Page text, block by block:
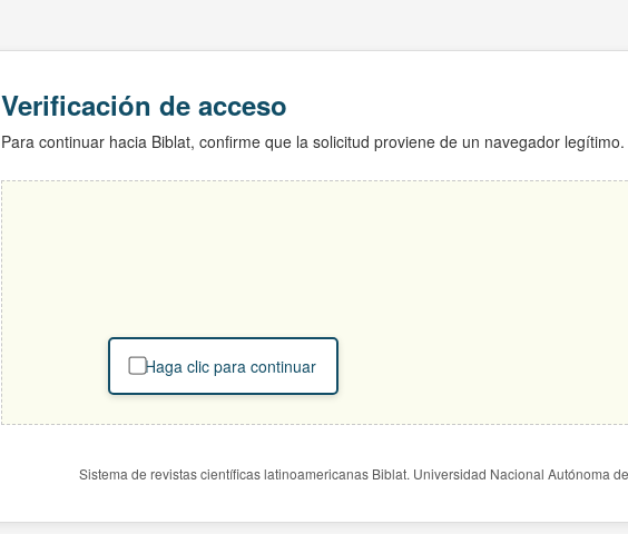
Verificación de acceso
Para continuar hacia Biblat, confirme que la solicitud proviene de un navegador legítimo.
Haga clic para continuar
Sistema de revistas científicas latinoamericanas Biblat. Universidad Nacional Autónoma